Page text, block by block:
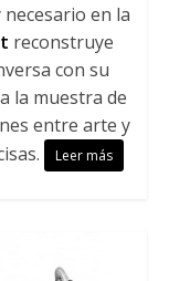
en la
reconstruye
con su
la muestra de
entre arte y
Leer más